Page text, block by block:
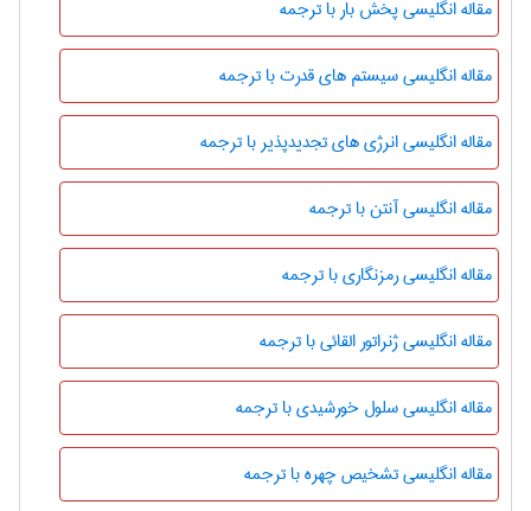
مقاله انگلیسی پخش بار با ترجمه
مقاله انگلیسی سیستم های قدرت با ترجمه
مقاله انگلیسی انرژی های تجدیدپذیر با ترجمه
مقاله انگلیسی آنتن با ترجمه
مقاله انگلیسی رمزنگاری با ترجمه
مقاله انگلیسی ژنراتور القائی با ترجمه
مقاله انگلیسی سلول خورشیدی با ترجمه
مقاله انگلیسی تشخیص چهره با ترجمه